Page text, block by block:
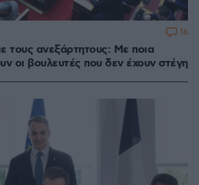
τους ανεξάρτητους: Με ποια
οι βουλευτές που δεν έχουν στέγη
16